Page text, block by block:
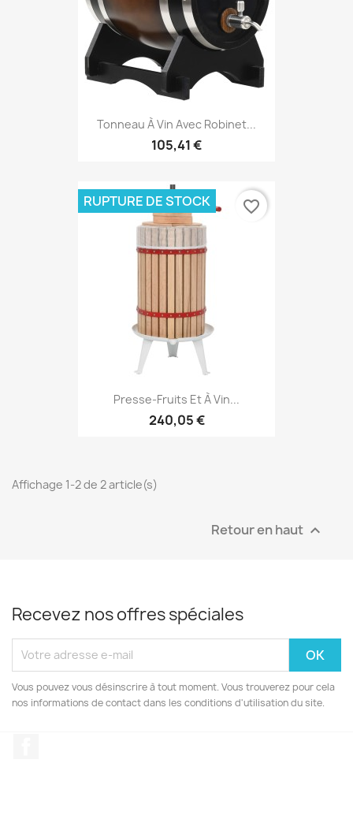
Tonneau À Vin Avec Robinet...
105,41 €
Presse-Fruits Et À Vin...
240,05 €
RUPTURE DE STOCK favorite_border
Affichage 1-2 de 2 article(s)
Retour en haut 
Recevez nos offres spéciales
Vous pouvez vous désinscrire à tout moment. Vous trouverez pour cela
nos informations de contact dans les conditions d'utilisation du site.